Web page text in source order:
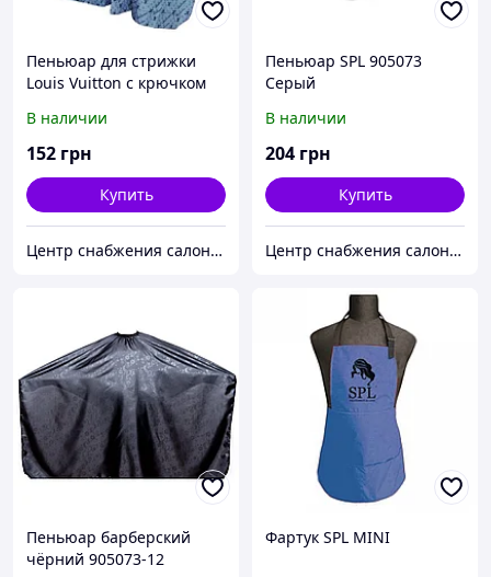
Пеньюар для стрижки
Louis Vuitton с крючком
В наличии
152 грн
Купить
Центр снабжения салонов красоты DenIC
Пеньюар SPL 905073
Серый
В наличии
204 грн
Купить
Центр снабжения салонов красоты DenIC
Пеньюар барберский
чёрний 905073-12
Фартук SPL MINI